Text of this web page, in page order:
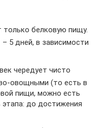
только белковую пищу.
5 дней, в зависимости
чередует чисто
овощными (то есть в
пищи, можно есть
до достижения